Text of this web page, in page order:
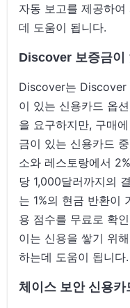
자동 보고를 제공하
데 도움이 됩니다.
Discover 보증금이
Discover는 Discover
이 있는 신용카드 옵
을 요구하지만, 구매
금이 있는 신용카드
소와 레스토랑에서
당 1,000달러까지의
는 1%의 현금 반환이
용 점수를 무료로 확
이는 신용을 쌓기 위
하는데 도움이 됩니다.
체이스 보안 신용카